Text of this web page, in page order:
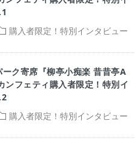
購入者限定！特別インタビュー
購入者限定！特別インタビュー
ク寄席『柳亭小痴楽 昔昔亭A
ンフェティ購入者限定！特別イ